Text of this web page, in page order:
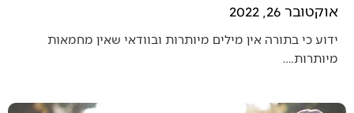
אוקטובר 26, 2022
ידוע כי בתורה אין מילים מיותרות ובוודאי שאין מחמאות
מיותרות.…